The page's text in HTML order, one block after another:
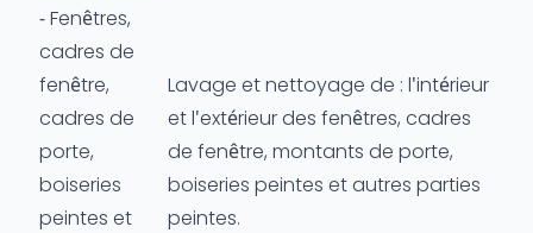
- Fenêtres,
cadres de
fenêtre,
cadres de
porte,
boiseries
peintes et
Lavage et nettoyage de : l'intérieur
et l'extérieur des fenêtres, cadres
de fenêtre, montants de porte,
boiseries peintes et autres parties
peintes.